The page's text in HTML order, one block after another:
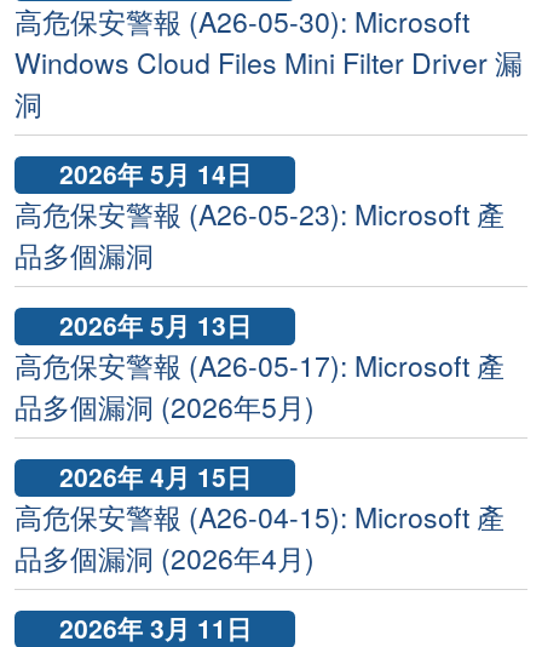
高危保安警報 (A26-05-30): Microsoft
Windows Cloud Files Mini Filter Driver 漏
洞
2026年 5月 14日
高危保安警報 (A26-05-23): Microsoft 產
品多個漏洞
2026年 5月 13日
高危保安警報 (A26-05-17): Microsoft 產
品多個漏洞 (2026年5月)
2026年 4月 15日
高危保安警報 (A26-04-15): Microsoft 產
品多個漏洞 (2026年4月)
2026年 3月 11日